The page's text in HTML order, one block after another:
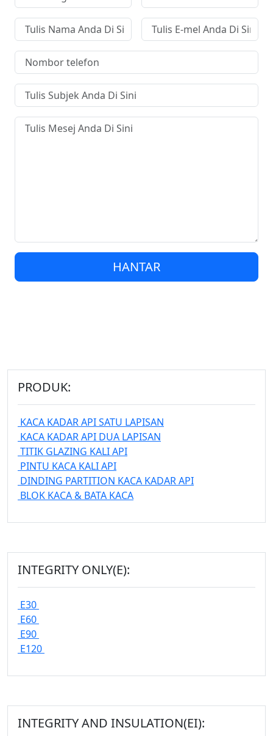
HANTAR
PRODUK:
KACA KADAR API SATU LAPISAN
KACA KADAR API DUA LAPISAN
TITIK GLAZING KALI API
PINTU KACA KALI API
DINDING PARTITION KACA KADAR API
BLOK KACA & BATA KACA
INTEGRITY ONLY(E):
E30
E60
E90
E120
INTEGRITY AND INSULATION(EI):